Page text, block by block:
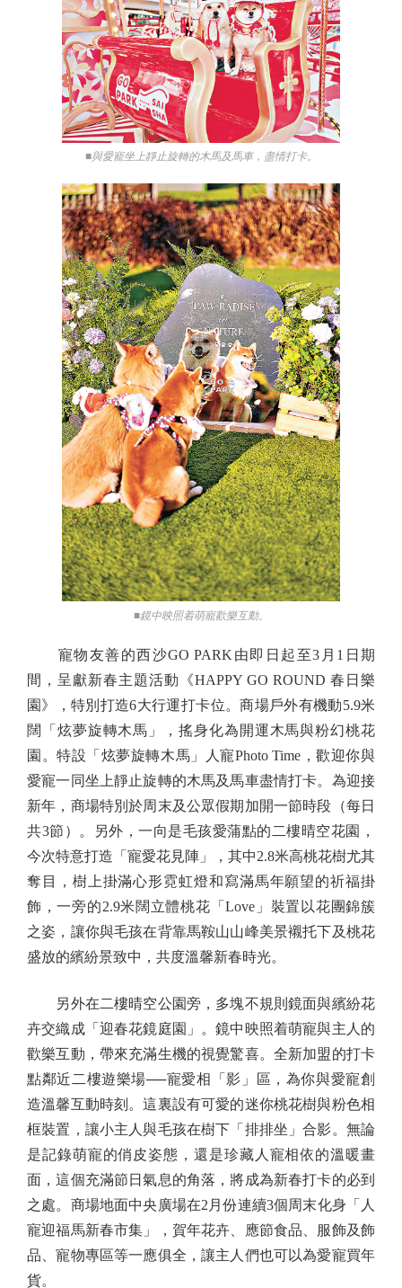
■與愛寵坐上靜止旋轉的木馬及馬車，盡情打卡。
■鏡中映照着萌寵歡樂互動。
寵物友善的西沙GO PARK由即日起至3月1日期
間，呈獻新春主題活動《HAPPY GO ROUND 春日樂
園》，特別打造6大行運打卡位。商場戶外有機動5.9米
闊「炫夢旋轉木馬」，搖身化為開運木馬與粉幻桃花
園。特設「炫夢旋轉木馬」人寵Photo Time，歡迎你與
愛寵一同坐上靜止旋轉的木馬及馬車盡情打卡。為迎接
新年，商場特別於周末及公眾假期加開一節時段（每日
共3節）。另外，一向是毛孩愛蒲點的二樓晴空花園，
今次特意打造「寵愛花見陣」，其中2.8米高桃花樹尤其
奪目，樹上掛滿心形霓虹燈和寫滿馬年願望的祈福掛
飾，一旁的2.9米闊立體桃花「Love」裝置以花團錦簇
之姿，讓你與毛孩在背靠馬鞍山山峰美景襯托下及桃花
盛放的繽紛景致中，共度溫馨新春時光。
另外在二樓晴空公園旁，多塊不規則鏡面與繽紛花
卉交織成「迎春花鏡庭園」。鏡中映照着萌寵與主人的
歡樂互動，帶來充滿生機的視覺驚喜。全新加盟的打卡
點鄰近二樓遊樂場──寵愛相「影」區，為你與愛寵創
造溫馨互動時刻。這裏設有可愛的迷你桃花樹與粉色相
框裝置，讓小主人與毛孩在樹下「排排坐」合影。無論
是記錄萌寵的俏皮姿態，還是珍藏人寵相依的溫暖畫
面，這個充滿節日氣息的角落，將成為新春打卡的必到
之處。商場地面中央廣場在2月份連續3個周末化身「人
寵迎福馬新春市集」，賀年花卉、應節食品、服飾及飾
品、寵物專區等一應俱全，讓主人們也可以為愛寵買年
貨。